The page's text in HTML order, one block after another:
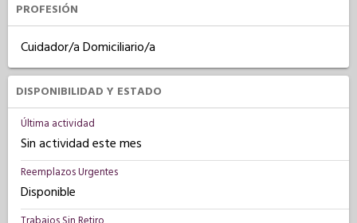
PROFESIÓN
Cuidador/a Domiciliario/a
DISPONIBILIDAD Y ESTADO
Última actividad
Sin actividad este mes
Reemplazos Urgentes
Disponible